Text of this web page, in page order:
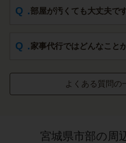
部屋が汚くても大丈夫で
家事代行ではどんなこと
よくある質問の
宮城県市部の周